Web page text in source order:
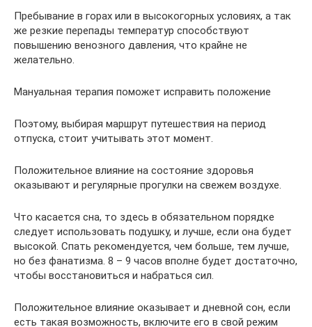
Пребывание в горах или в высокогорных условиях, а так
же резкие перепады температур способствуют
повышению венозного давления, что крайне не
желательно.
Мануальная терапия поможет исправить положение
Поэтому, выбирая маршрут путешествия на период
отпуска, стоит учитывать этот момент.
Положительное влияние на состояние здоровья
оказывают и регулярные прогулки на свежем воздухе.
Что касается сна, то здесь в обязательном порядке
следует использовать подушку, и лучше, если она будет
высокой. Спать рекомендуется, чем больше, тем лучше,
но без фанатизма. 8 – 9 часов вполне будет достаточно,
чтобы восстановиться и набраться сил.
Положительное влияние оказывает и дневной сон, если
есть такая возможность, включите его в свой режим